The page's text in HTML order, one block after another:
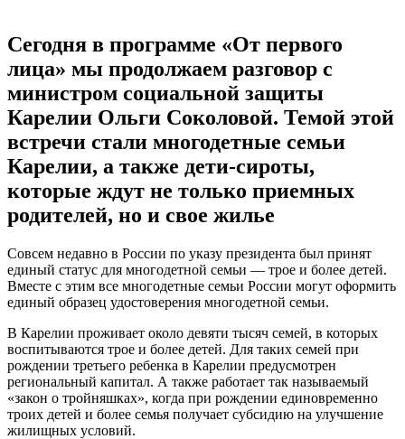
Сегодня в программе «От первого
лица» мы продолжаем разговор с
министром социальной защиты
Карелии Ольги Соколовой. Темой этой
встречи стали многодетные семьи
Карелии, а также дети-сироты,
которые ждут не только приемных
родителей, но и свое жилье
Совсем недавно в России по указу президента был принят
единый статус для многодетной семьи — трое и более детей.
Вместе с этим все многодетные семьи России могут оформить
единый образец удостоверения многодетной семьи.
В Карелии проживает около девяти тысяч семей, в которых
воспитываются трое и более детей. Для таких семей при
рождении третьего ребенка в Карелии предусмотрен
региональный капитал. А также работает так называемый
«закон о тройняшках», когда при рождении единовременно
троих детей и более семья получает субсидию на улучшение
жилищных условий.